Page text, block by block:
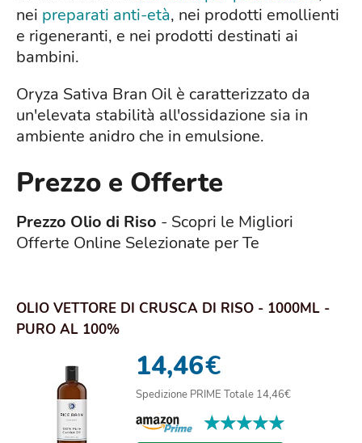
nei preparati anti-età, nei prodotti emollienti
e rigeneranti, e nei prodotti destinati ai
bambini.
Oryza Sativa Bran Oil è caratterizzato da
un'elevata stabilità all'ossidazione sia in
ambiente anidro che in emulsione.
Prezzo e Offerte
Prezzo Olio di Riso - Scopri le Migliori
Offerte Online Selezionate per Te
OLIO VETTORE DI CRUSCA DI RISO - 1000ML -
PURO AL 100%
14,46€
Spedizione PRIME Totale 14,46€
★★★★★
★★★★★